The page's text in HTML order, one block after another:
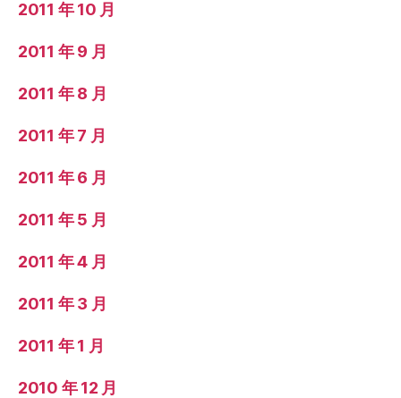
2011 年 10 月
2011 年 9 月
2011 年 8 月
2011 年 7 月
2011 年 6 月
2011 年 5 月
2011 年 4 月
2011 年 3 月
2011 年 1 月
2010 年 12 月